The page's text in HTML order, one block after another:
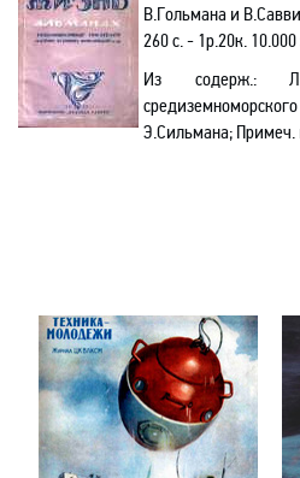
В.Гольмана и
260 с. - 1р.20к. 10.000
Из содерж.:
средиземноморско
Э.Сильмана; Примеч.